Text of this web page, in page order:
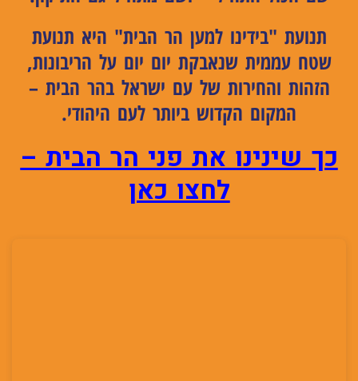
תנועת "בידינו למען הר הבית" היא תנועת
שטח עממית שנאבקת יום יום על הריבונות,
הזהות והחירות של עם ישראל בהר הבית –
המקום הקדוש ביותר לעם היהודי.
כך שינינו את פני הר הבית –
לחצו כאן